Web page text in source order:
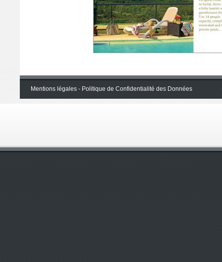
Mentions légales - Politique de Confidentialité des Données